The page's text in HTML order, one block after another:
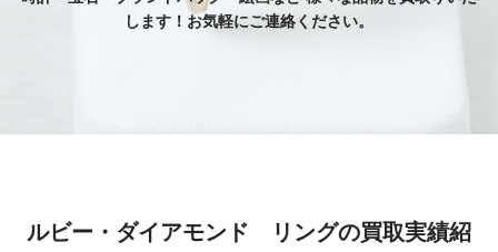
します！お気軽にご連絡ください。
ルビー・ダイアモンド リングの買取実績紹